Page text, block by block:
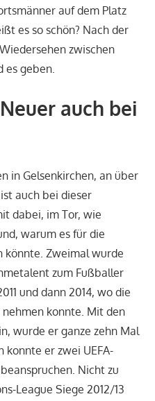
auf dem Platz
es so schön? Nach der
zwischen
es geben.
auch bei
in Gelsenkirchen, an über
auch bei dieser
dabei, im Tor, wie
warum es für die
könnte. Zweimal wurde
zum Fußballer
und dann 2014, wo die
konnte. Mit den
wurde er ganze zehn Mal
konnte er zwei UEFA-
Nicht zu
League Siege 2012/13